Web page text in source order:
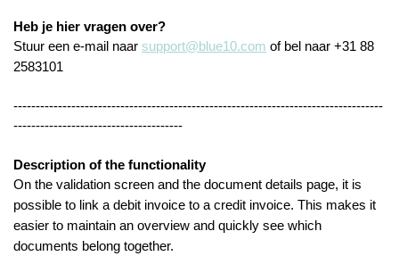
Heb je hier vragen over?
Stuur een e-mail naar support@blue10.com of bel naar +31 88
2583101
-----------------------------------------------------------------------------------
--------------------------------------
Description of the functionality
On the validation screen and the document details page, it is
possible to link a debit invoice to a credit invoice. This makes it
easier to maintain an overview and quickly see which
documents belong together.